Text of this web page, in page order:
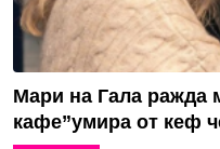
Мари на Гала ражда
кафе”умира от кеф